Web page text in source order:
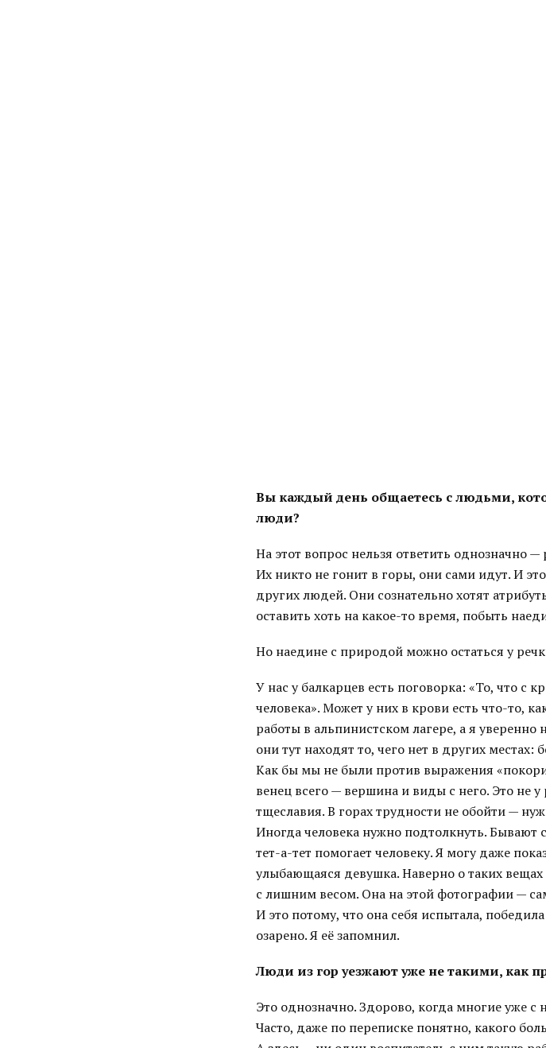
Вы каждый день общаетесь с людьми,
люди?
На этот вопрос нельзя ответить однозначно
Их никто не гонит в горы, они сами идут. И
других людей. Они сознательно хотят
оставить хоть на какое-то время, побыть
Но наедине с природой можно остаться у
У нас у балкарцев есть поговорка: «То, что с
человека». Может у них в крови есть что-то,
работы в альпинистском лагере, а я уверенно
они тут находят то, чего нет в других
Как бы мы не были против выражения
венец всего — вершина и виды с него. Это не
тщеславия. В горах трудности не обойти —
Иногда человека нужно подтолкнуть. Бывают
тет-а-тет помогает человеку. Я могу даже
улыбающаяся девушка. Наверно о таких
с лишним весом. Она на этой фотографии —
И это потому, что она себя испытала,
озарено. Я её запомнил.
Люди из гор уезжают уже не такими, как
Это однозначно. Здорово, когда многие уже с
Часто, даже по переписке понятно, какого